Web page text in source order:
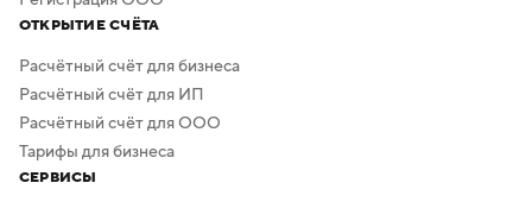
ОТКРЫТИЕ СЧЁТА
Расчётный счёт для бизнеса
Расчётный счёт для ИП
Расчётный счёт для ООО
Тарифы для бизнеса
СЕРВИСЫ